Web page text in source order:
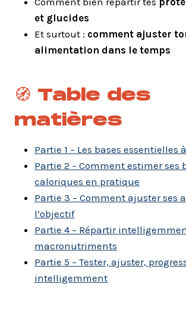
et glucides
Et surtout : comment ajuster
alimentation dans le temps
🧭 Table des
matières
Partie 1 – Les bases essentielles
Partie 2 – Comment estimer ses
caloriques en pratique
Partie 3 – Comment ajuster ses
l’objectif
Partie 4 – Répartir
macronutriments
Partie 5 – Tester, ajuster,
intelligemment